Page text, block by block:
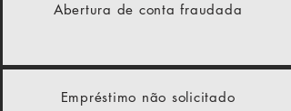
Abertura de conta fraudada
Empréstimo não solicitado